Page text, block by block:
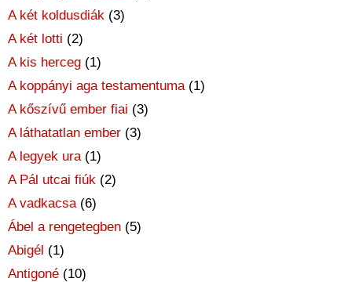
A két koldusdiák (3)
A két lotti (2)
A kis herceg (1)
A koppányi aga testamentuma (1)
A kőszívű ember fiai (3)
A láthatatlan ember (3)
A legyek ura (1)
A Pál utcai fiúk (2)
A vadkacsa (6)
Ábel a rengetegben (5)
Abigél (1)
Antigoné (10)